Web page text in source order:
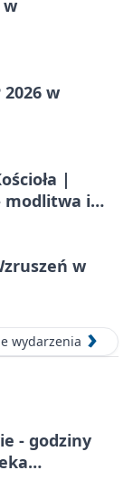
w
2026 w
|
modlitwa i
w
wydarzenia
- godziny